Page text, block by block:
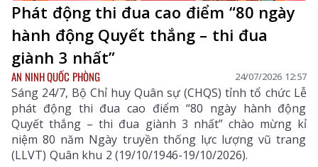
Phát động thi đua cao điểm “80 ngày
hành động Quyết thắng – thi đua
giành 3 nhất”
AN NINH QUỐC PHÒNG 24/07/2026 12:57
Sáng 24/7, Bộ Chỉ huy Quân sự (CHQS) tỉnh tổ chức Lễ
phát động thi đua cao điểm “80 ngày hành động
Quyết thắng – thi đua giành 3 nhất” chào mừng kỉ
niệm 80 năm Ngày truyền thống lực lượng vũ trang
(LLVT) Quân khu 2 (19/10/1946-19/10/2026).